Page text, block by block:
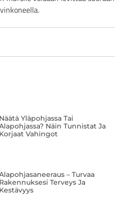
Näätä Yläpohjassa Tai
Näin Tunnistat Ja
Korjaat Vahingot
– Turvaa
Rakennuksesi Terveys Ja
Kestävyys